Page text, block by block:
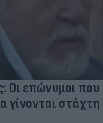
Οι επώνυμοι που
γίνονται στάχτη